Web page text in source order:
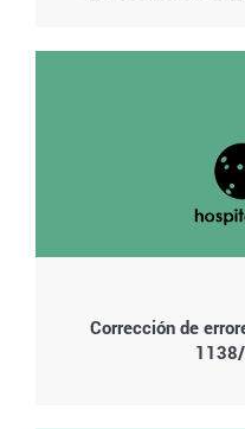
Corrección de